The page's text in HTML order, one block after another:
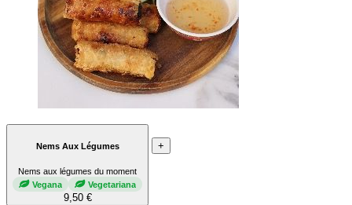
Nems Aux Légumes
Nems aux légumes du moment
Vegana
Vegetariana
9,50 €
+